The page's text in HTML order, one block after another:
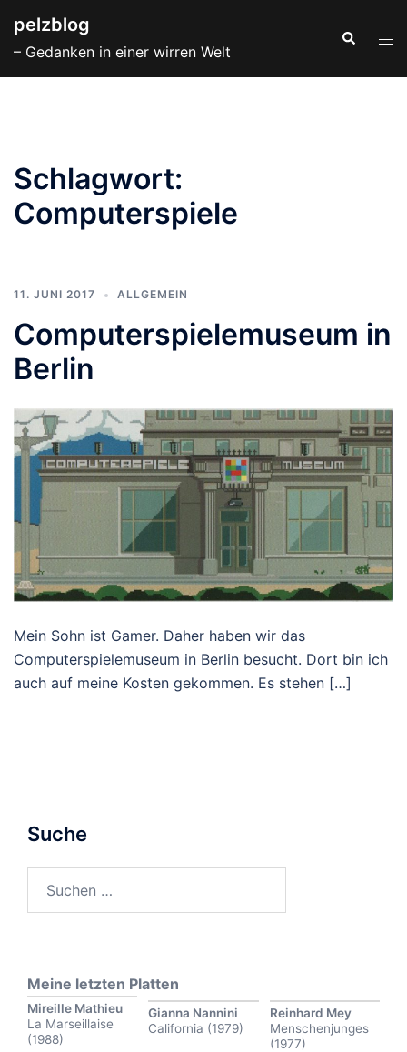
Inhalt
springen
pelzblog
– Gedanken in einer wirren Welt
Suche
Schlagwort:
Computerspiele
11. JUNI 2017 ALLGEMEIN
Computerspielemuseum in
Berlin
Mein Sohn ist Gamer. Daher haben wir das
Computerspielemuseum in Berlin besucht. Dort bin ich
auch auf meine Kosten gekommen. Es stehen […]
Suche
nach:
Meine letzten Platten
Mireille Mathieu
La Marseillaise
(1988)
Gianna Nannini
California (1979)
Reinhard Mey
Menschenjunges
(1977)